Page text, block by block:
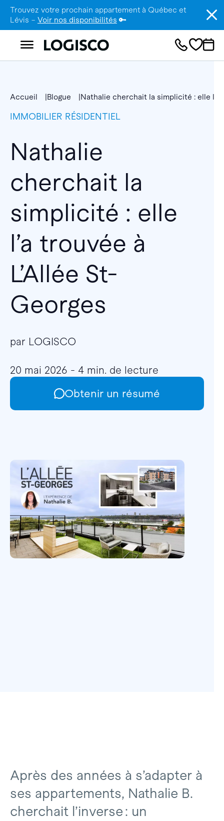
Trouvez votre prochain appartement à Québec et
Lévis – Voir nos disponibilités 🔑
Accueil Blogue Nathalie cherchait la simplicité : elle l’a
IMMOBILIER RÉSIDENTIEL
Nathalie
cherchait la
simplicité : elle
l’a trouvée à
L’Allée St-
Georges
par LOGISCO
20 mai 2026 - 4 min. de lecture
Obtenir un résumé
Après des années à s’adapter à
ses appartements, Nathalie B.
cherchait l’inverse : un